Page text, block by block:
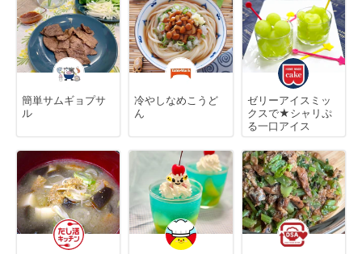
簡単サムギョプサ
ル
冷やしなめこうど
ん
ゼリーアイスミッ
クスで★シャリぷ
る一口アイス